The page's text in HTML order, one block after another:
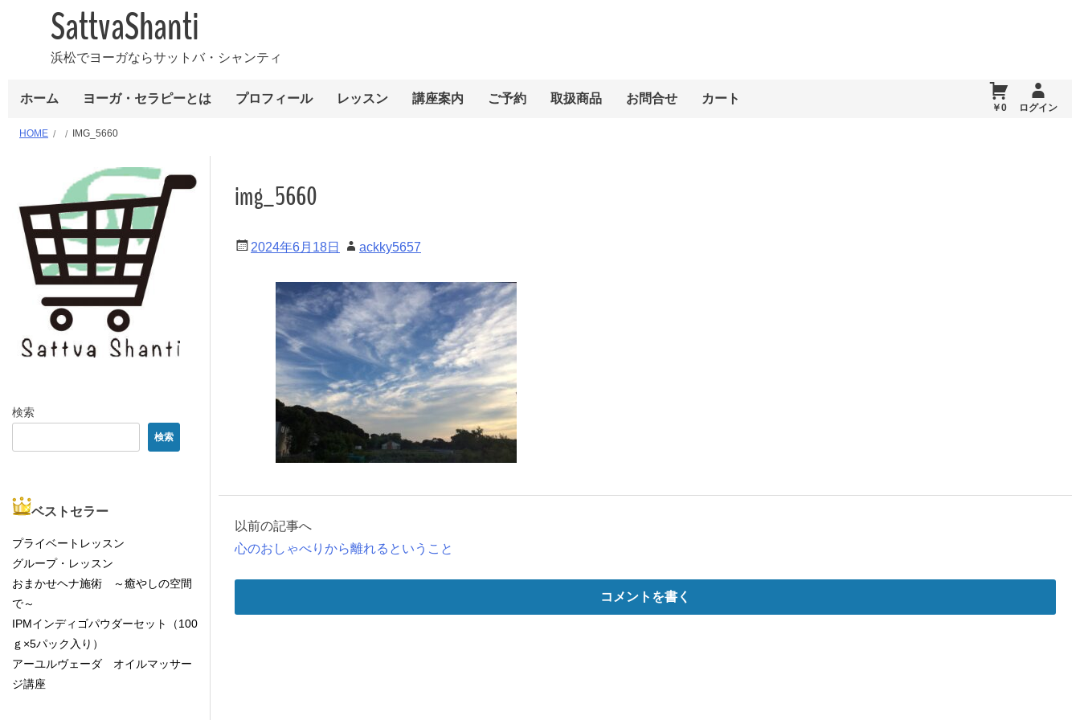
SattvaShanti
浜松でヨーガならサットバ・シャンティ
ホーム ヨーガ・セラピーとは プロフィール レッスン 講座案内 ご予約 取扱商品 お問合せ カート
￥0 ログイン
HOME IMG_5660
img_5660
2024年6月18日 ackky5657
以前の記事へ
心のおしゃべりから離れるということ
コメントを書く
検索
検索
ベストセラー
プライベートレッスン
グループ・レッスン
おまかせヘナ施術 ～癒やしの空間
で～
IPMインディゴパウダーセット（100
ｇ×5パック入り）
アーユルヴェーダ オイルマッサー
ジ講座